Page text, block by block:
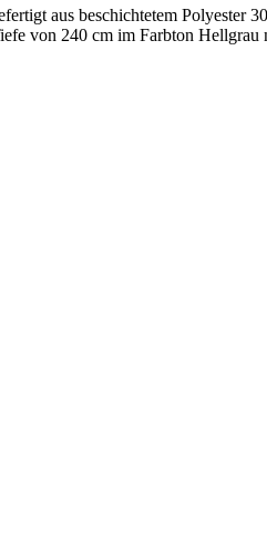
aus beschichtetem Polyester
von 240 cm im Farbton Hellgrau